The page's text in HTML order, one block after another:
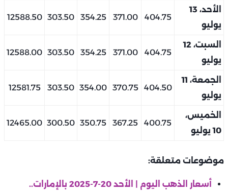
الأحد، 13
يوليو
404.75
371.00
354.25
303.50
12588.50
السبت، 12
يوليو
404.75
371.00
354.25
303.50
12588.00
الجمعة، 11
يوليو
404.50
370.75
354.00
303.50
12581.75
الخميس،
10 يوليو
400.75
367.25
350.75
300.50
12465.00
موضوعات متعلقة:
أسعار الذهب اليوم | الأحد 20-7-2025 بالإمارات..